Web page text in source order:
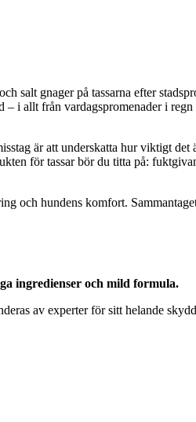
salt gnager på tassarna efter
i allt från vardagspromenader i
är att underskatta hur viktigt
för tassar bör du titta på:
och hundens komfort.
ingredienser och mild formula.
av experter för sitt helande